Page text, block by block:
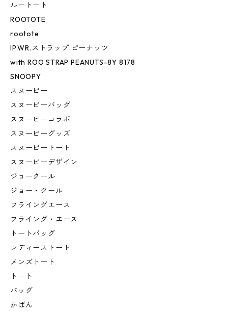
ルートート
ROOTOTE
rootote
IP.WR.ストラップ.ピーナッツ
with ROO STRAP PEANUTS-8Y 8178
SNOOPY
スヌーピー
スヌーピーバッグ
スヌーピーコラボ
スヌーピーグッズ
スヌーピートート
スヌーピーデザイン
ジョークール
ジョー・クール
フライングエース
フライング・エース
トートバッグ
レディーストート
メンズトート
トート
バッグ
かばん